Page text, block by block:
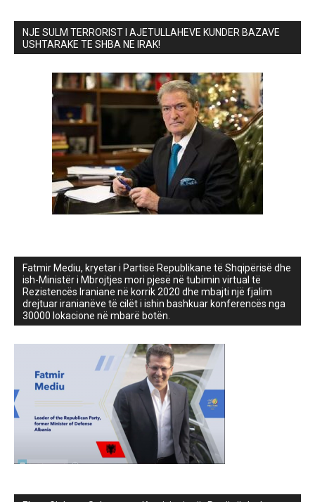
NJE SULM TERRORIST I AJETULLAHEVE KUNDER BAZAVE
USHTARAKE TE SHBA NE IRAK!
Fatmir Mediu, kryetar i Partisë Republikane të Shqipërisë dhe
ish-Ministër i Mbrojtjes mori pjesë në tubimin virtual të
Rezistencës Iraniane në korrik 2020 dhe mbajti një fjalim
drejtuar iranianëve të cilët i ishin bashkuar konferencës nga
30000 lokacione në mbarë botën.